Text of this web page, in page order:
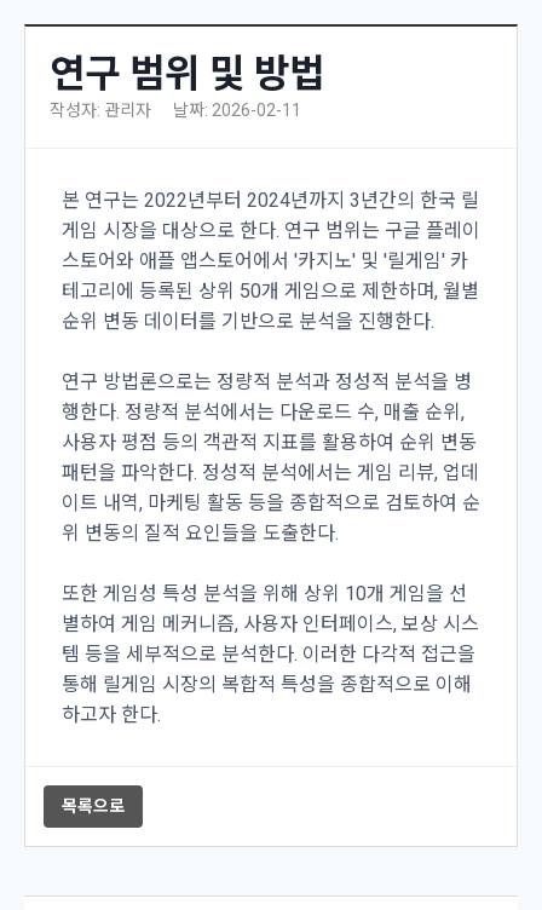
연구 범위 및 방법
작성자: 관리자 날짜: 2026-02-11
본 연구는 2022년부터 2024년까지 3년간의 한국 릴
게임 시장을 대상으로 한다. 연구 범위는 구글 플레이
스토어와 애플 앱스토어에서 '카지노' 및 '릴게임' 카
테고리에 등록된 상위 50개 게임으로 제한하며, 월별
순위 변동 데이터를 기반으로 분석을 진행한다.
연구 방법론으로는 정량적 분석과 정성적 분석을 병
행한다. 정량적 분석에서는 다운로드 수, 매출 순위,
사용자 평점 등의 객관적 지표를 활용하여 순위 변동
패턴을 파악한다. 정성적 분석에서는 게임 리뷰, 업데
이트 내역, 마케팅 활동 등을 종합적으로 검토하여 순
위 변동의 질적 요인들을 도출한다.
또한 게임성 특성 분석을 위해 상위 10개 게임을 선
별하여 게임 메커니즘, 사용자 인터페이스, 보상 시스
템 등을 세부적으로 분석한다. 이러한 다각적 접근을
통해 릴게임 시장의 복합적 특성을 종합적으로 이해
하고자 한다.
목록으로